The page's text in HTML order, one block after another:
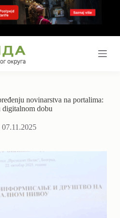
novinarstva na portalima:
dobu
07.11.2025